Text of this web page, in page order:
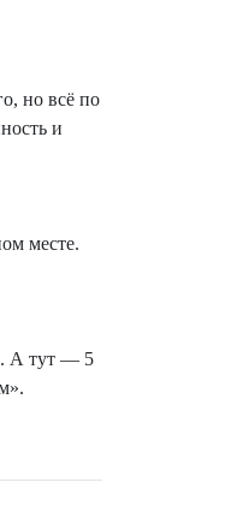
но всё по
и
месте.
А тут — 5